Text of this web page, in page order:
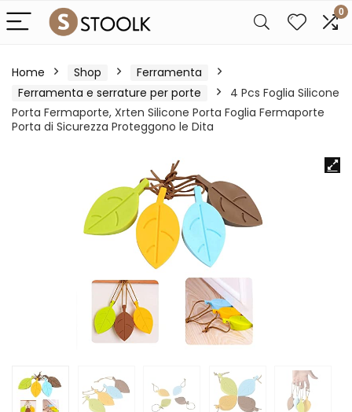
0
Home Shop
Ferramenta
Ferramenta e serrature per porte
4 Pcs Foglia Silicone
Porta Fermaporte, Xrten Silicone Porta Foglia Fermaporte
Porta di Sicurezza Proteggono le Dita